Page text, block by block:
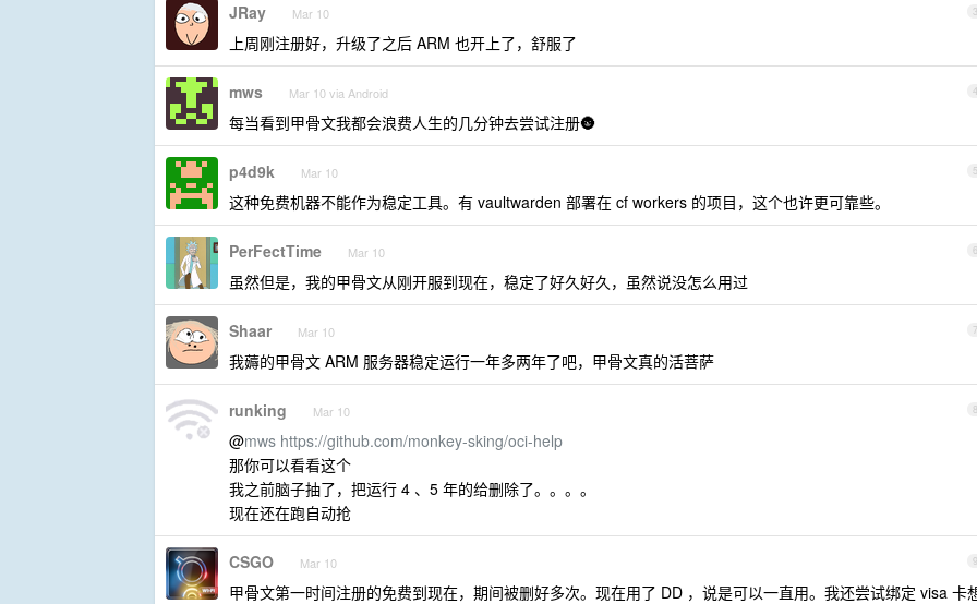
3
JRay Mar 10
上周刚注册好，升级了之后 ARM 也开上了，舒服了
4
mws Mar 10 via Android
每当看到甲骨文我都会浪费人生的几分钟去尝试注册🌚
5
p4d9k Mar 10
这种免费机器不能作为稳定工具。有 vaultwarden 部署在 cf workers 的项目，这个也许更可靠些。
6
PerFectTime Mar 10
虽然但是，我的甲骨文从刚开服到现在，稳定了好久好久，虽然说没怎么用过
7
Shaar Mar 10
我薅的甲骨文 ARM 服务器稳定运行一年多两年了吧，甲骨文真的活菩萨
8
runking Mar 10
@mws https://github.com/monkey-sking/oci-help
那你可以看看这个
我之前脑子抽了，把运行 4 、5 年的给删除了。。。。
现在还在跑自动抢
9
CSGO Mar 10
甲骨文第一时间注册的免费到现在，期间被删好多次。现在用了 DD ，说是可以一直用。我还尝试绑定 visa 卡